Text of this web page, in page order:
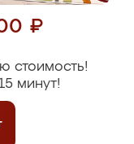
₽
стоимость!
минут!